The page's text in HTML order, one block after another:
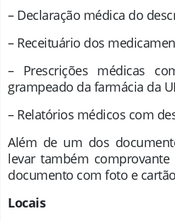
– Declaração médica do
– Receituário dos
– Prescrições médicas
grampeado da farmácia da
– Relatórios médicos com
Além de um dos
levar também
documento com foto e
Locais